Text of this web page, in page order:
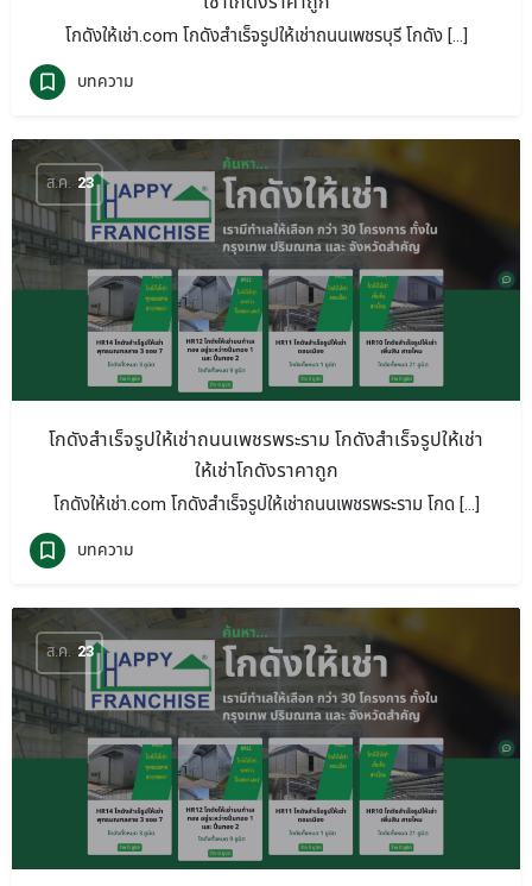
โกดังให้เช่า.com โกดังสำเร็จรูปให้เช่าถนนเพชรบุรี โกดัง […]
บทความ
ส.ค. 23
โกดังสำเร็จรูปให้เช่าถนนเพชรพระราม โกดังสำเร็จรูปให้เช่า
ให้เช่าโกดังราคาถูก
โกดังให้เช่า.com โกดังสำเร็จรูปให้เช่าถนนเพชรพระราม โกด […]
บทความ
ส.ค. 23